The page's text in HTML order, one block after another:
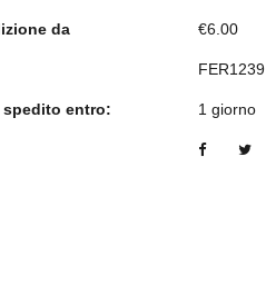
da €6.00
FER1239
spedito entro: 1 giorno